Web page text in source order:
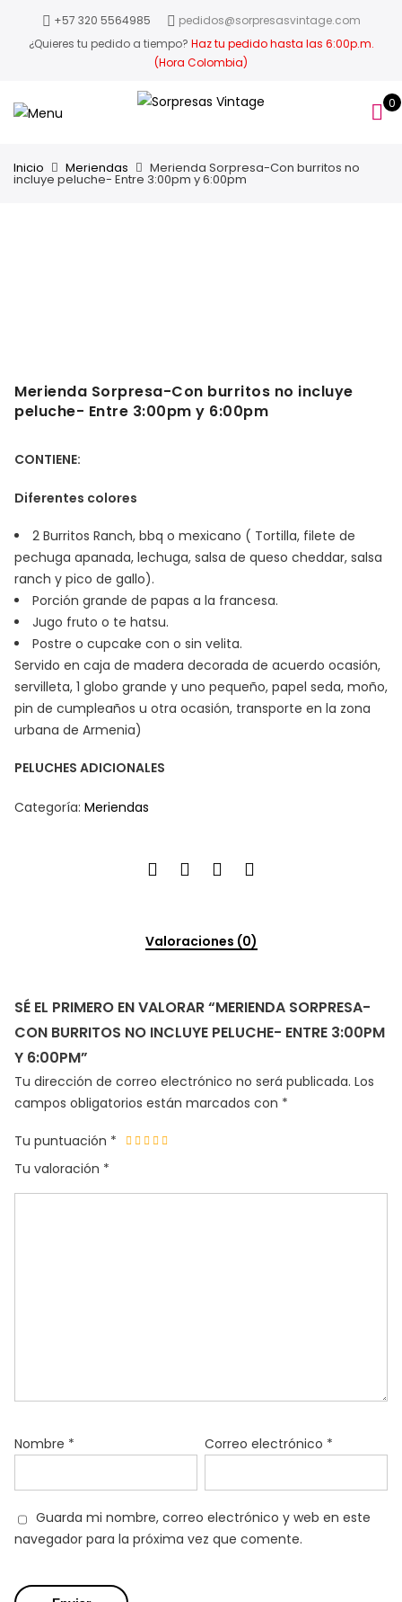
+57 320 5564985
pedidos@sorpresasvintage.com
¿Quieres tu pedido a tiempo? Haz tu pedido hasta las 6:00p.m.
(Hora Colombia)
0
Inicio Meriendas Merienda Sorpresa-Con burritos no
incluye peluche- Entre 3:00pm y 6:00pm
Merienda Sorpresa-Con burritos no incluye
peluche- Entre 3:00pm y 6:00pm
CONTIENE:
Diferentes colores
2 Burritos Ranch, bbq o mexicano ( Tortilla, filete de
pechuga apanada, lechuga, salsa de queso cheddar, salsa
ranch y pico de gallo).
Porción grande de papas a la francesa.
Jugo fruto o te hatsu.
Postre o cupcake con o sin velita.
Servido en caja de madera decorada de acuerdo ocasión,
servilleta, 1 globo grande y uno pequeño, papel seda, moño,
pin de cumpleaños u otra ocasión, transporte en la zona
urbana de Armenia)
PELUCHES ADICIONALES
Categoría: Meriendas
Valoraciones (0)
SÉ EL PRIMERO EN VALORAR “MERIENDA SORPRESA-
CON BURRITOS NO INCLUYE PELUCHE- ENTRE 3:00PM
Y 6:00PM”
Tu dirección de correo electrónico no será publicada. Los
campos obligatorios están marcados con *
Tu puntuación *
Tu valoración *
Nombre * Correo electrónico *
Guarda mi nombre, correo electrónico y web en este
navegador para la próxima vez que comente.